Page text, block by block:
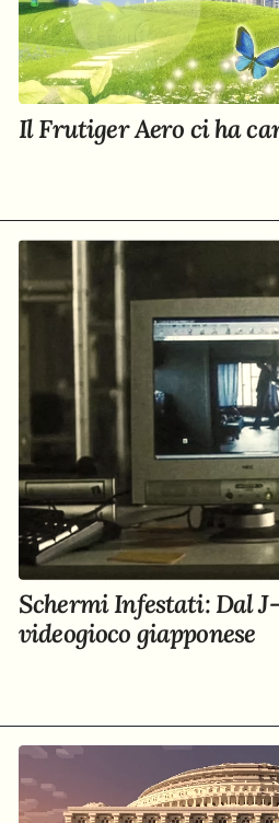
Il Frutiger Aero ci ha
Schermi Infestati: Dal
videogioco giapponese